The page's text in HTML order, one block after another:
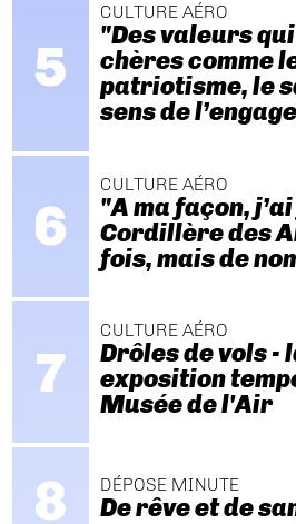
CULTURE AÉRO
"Des valeurs
chères comme
patriotisme, le
sens de
CULTURE AÉRO
"A ma façon,
Cordillère des
fois, mais de
CULTURE AÉRO
Drôles de vols -
exposition
Musée de l'Air
DÉPOSE MINUTE
De rêve et de